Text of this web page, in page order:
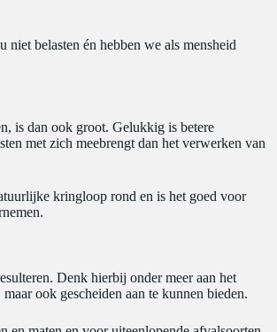
belasten én hebben we als mensheid
is dan ook groot. Gelukkig is betere
met zich meebrengt dan het verwerken van
kringloop rond en is het goed voor
Denk hierbij onder meer aan het
ook gescheiden aan te kunnen bieden.